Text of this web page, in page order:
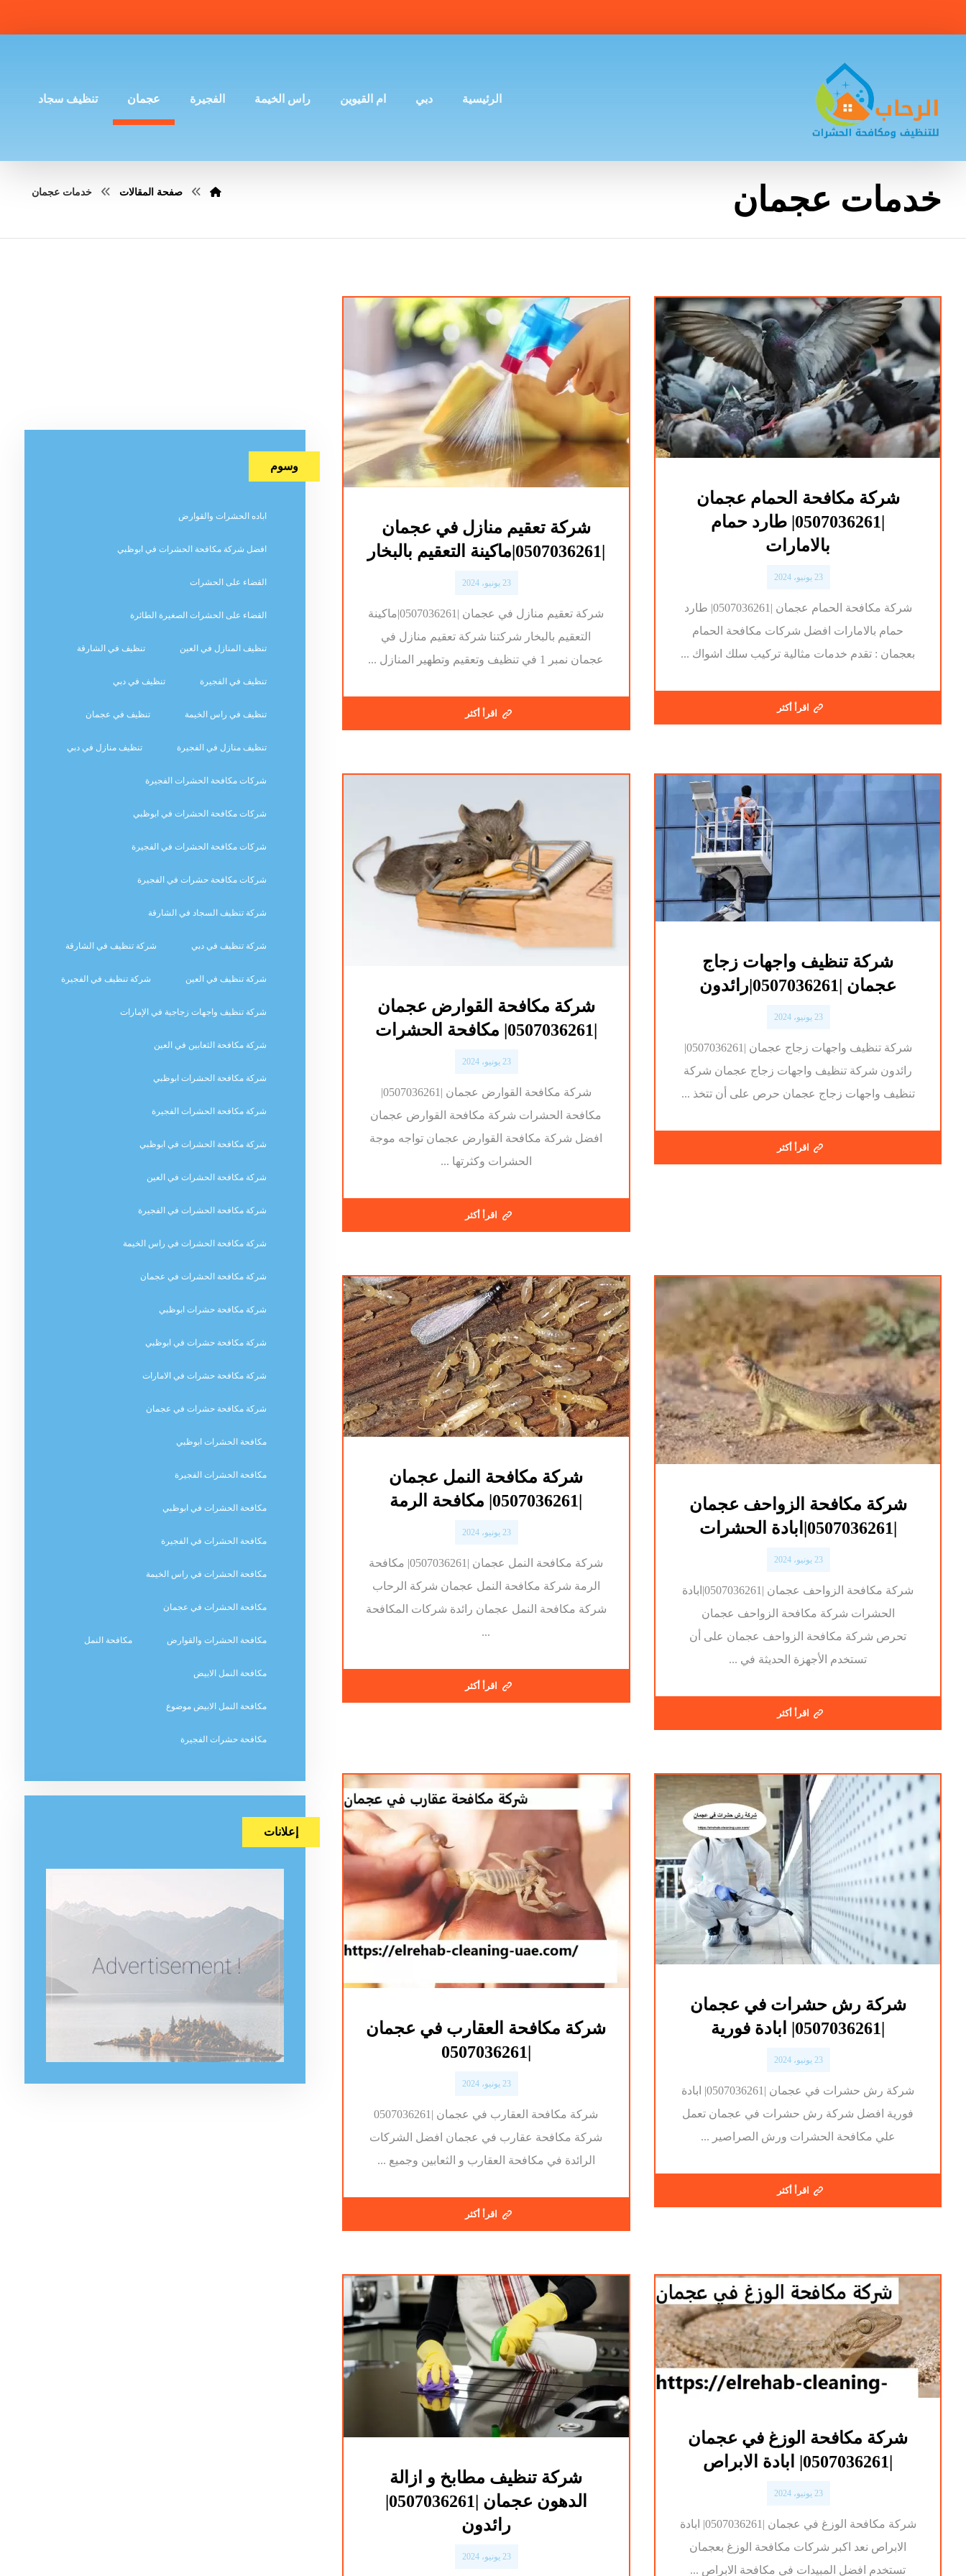
الرئيسية دبي ام القيوين راس الخيمة الفجيرة عجمان تنظيف سجاد
خدمات عجمان صفحة المقالات خدمات عجمان
شركة مكافحة الحمام عجمان
|0507036261| طارد حمام
بالامارات
23 يونيو، 2024
شركة مكافحة الحمام عجمان |0507036261| طارد
حمام بالامارات افضل شركات مكافحة الحمام
بعجمان : تقدم خدمات مثالية تركيب سلك اشواك ...
اقرأ أكثر
شركة تعقيم منازل في عجمان
23 يونيو، 2024
شركة تعقيم منازل في عجمان |0507036261|ماكينة
التعقيم بالبخار شركتنا شركة تعقيم منازل في
عجمان نمبر 1 في تنظيف وتعقيم وتطهير المنازل ...
اقرأ أكثر
شركة تنظيف واجهات زجاج
عجمان |0507036261|رائدون
23 يونيو، 2024
شركة تنظيف واجهات زجاج عجمان |0507036261|
رائدون شركة تنظيف واجهات زجاج عجمان شركة
تنظيف واجهات زجاج عجمان حرص على أن تتخذ ...
اقرأ أكثر
شركة مكافحة القوارض عجمان
|0507036261| مكافحة الحشرات
23 يونيو، 2024
شركة مكافحة القوارض عجمان |0507036261|
مكافحة الحشرات شركة مكافحة القوارض عجمان
افضل شركة مكافحة القوارض عجمان تواجه موجة
الحشرات وكثرتها ...
اقرأ أكثر
شركة مكافحة الزواحف عجمان
23 يونيو، 2024
شركة مكافحة الزواحف عجمان |0507036261|ابادة
الحشرات شركة مكافحة الزواحف عجمان
تحرص شركة مكافحة الزواحف عجمان على أن
تستخدم الأجهزة الحديثة في ...
اقرأ أكثر
شركة مكافحة النمل عجمان
|0507036261| مكافحة الرمة
23 يونيو، 2024
شركة مكافحة النمل عجمان |0507036261| مكافحة
الرمة شركة مكافحة النمل عجمان شركة الرحاب
شركة مكافحة النمل عجمان رائدة شركات المكافحة
...
اقرأ أكثر
شركة رش حشرات في عجمان
23 يونيو، 2024
شركة رش حشرات في عجمان |0507036261| ابادة
فورية افضل شركة رش حشرات في عجمان تعمل
علي مكافحة الحشرات ورش الصراصير ...
اقرأ أكثر
شركة مكافحة العقارب في عجمان
23 يونيو، 2024
شركة مكافحة العقارب في عجمان |0507036261
شركة مكافحة عقارب في عجمان افضل الشركات
الرائدة في مكافحة العقارب و الثعابين وجميع ...
اقرأ أكثر
شركة مكافحة الوزغ في عجمان
23 يونيو، 2024
شركة مكافحة الوزغ في عجمان |0507036261| ابادة
الابراص نعد اكبر شركات مكافحة الوزغ بعجمان
تستخدم افضل المبيدات في مكافحة الابراص ...
شركة تنظيف مطابخ و ازالة
رائدون
23 يونيو، 2024
وسوم
اباده الحشرات والقوارض
افضل شركة مكافحة الحشرات في ابوظبي
القضاء على الحشرات
القضاء على الحشرات الصغيرة الطائرة
تنظيف المنازل في العين تنظيف في الشارقة
تنظيف في الفجيرة تنظيف في دبي
تنظيف في راس الخيمة تنظيف في عجمان
تنظيف منازل في الفجيرة تنظيف منازل في دبي
شركات مكافحة الحشرات الفجيرة
شركات مكافحة الحشرات في ابوظبي
شركات مكافحة الحشرات في الفجيرة
شركات مكافحة حشرات في الفجيرة
شركة تنظيف السجاد في الشارقة
شركة تنظيف في دبي شركة تنظيف في الشارقة
شركة تنظيف في العين شركة تنظيف في الفجيرة
شركة تنظيف واجهات زجاجية في الإمارات
شركة مكافحة الثعابين في العين
شركة مكافحة الحشرات ابوظبي
شركة مكافحة الحشرات الفجيرة
شركة مكافحة الحشرات في ابوظبي
شركة مكافحة الحشرات في العين
شركة مكافحة الحشرات في الفجيرة
شركة مكافحة الحشرات في راس الخيمة
شركة مكافحة الحشرات في عجمان
شركة مكافحة حشرات ابوظبي
شركة مكافحة حشرات في ابوظبي
شركة مكافحة حشرات في الامارات
شركة مكافحة حشرات في عجمان
مكافحة الحشرات ابوظبي
مكافحة الحشرات الفجيرة
مكافحة الحشرات في ابوظبي
مكافحة الحشرات في الفجيرة
مكافحة الحشرات في راس الخيمة
مكافحة الحشرات في عجمان
مكافحة الحشرات والقوارض مكافحة النمل
مكافحة النمل الابيض
مكافحة النمل الابيض موضوع
مكافحة حشرات الفجيرة
إعلانات